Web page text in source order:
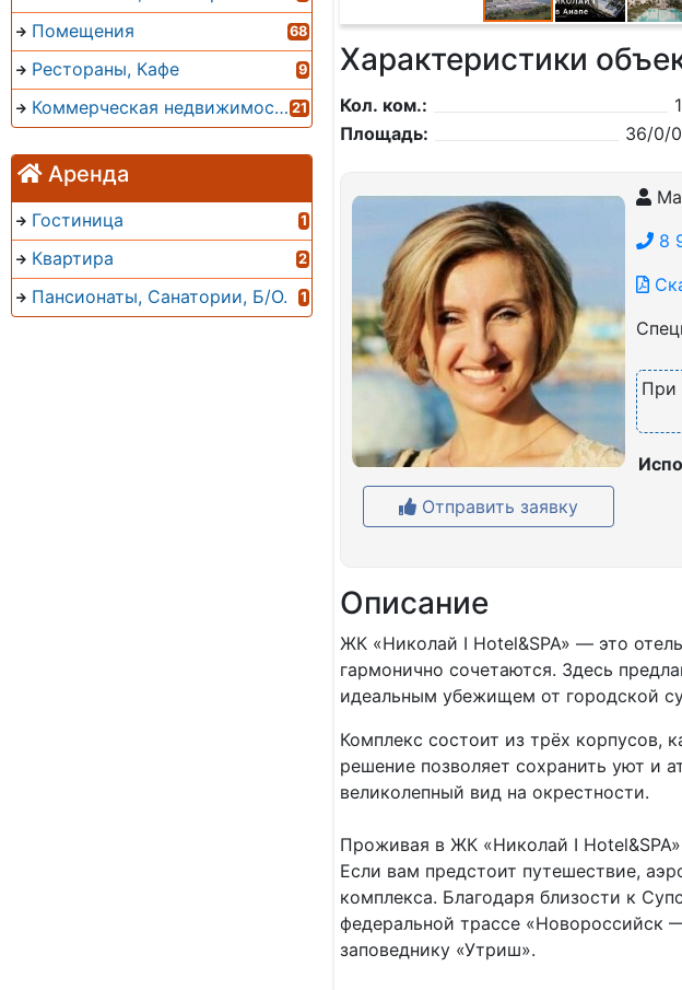
Помещения 68
Рестораны, Кафе 9
Коммерческая недвижимость 21
Аренда
Гостиница 1
Квартира 2
Пансионаты, Санатории, Б/О. 1
Характеристики
Кол. ком.:
1
Площадь:
36/0/0
Отправить заявку
8
При
Описание
ЖК «Николай I Hotel&SPA» — это
гармонично сочетаются. Здесь
идеальным убежищем от городской
Комплекс состоит из трёх
решение позволяет сохранить уют и
великолепный вид на окрестности.
Проживая в ЖК «Николай I
Если вам предстоит путешествие,
комплекса. Благодаря близости к
федеральной трассе «Новороссийск
заповеднику «Утриш».